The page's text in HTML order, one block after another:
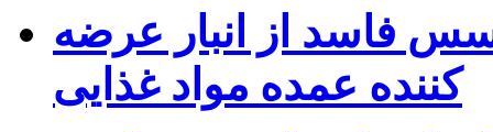
کیلوگرم سس فاسد از انبار عرضه
کننده عمده مواد غذایی